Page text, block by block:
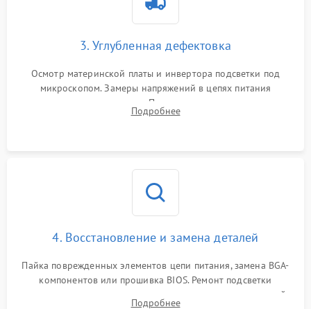
Неисправность BIOS 1500 ₽ Подробнее →
3. Углубленная дефектовка
Осмотр материнской платы и инвертора подсветки под
микроскопом. Замеры напряжений в цепях питания
процессора и видеокарты. Проверка состояния жесткого
диска и оперативной памяти с помощью POST-карт и
Подробнее
4. Восстановление и замена деталей
Пайка поврежденных элементов цепи питания, замена BGA-
компонентов или прошивка BIOS. Ремонт подсветки
матрицы, замена неисправного накопителя на скоростной
Подробнее